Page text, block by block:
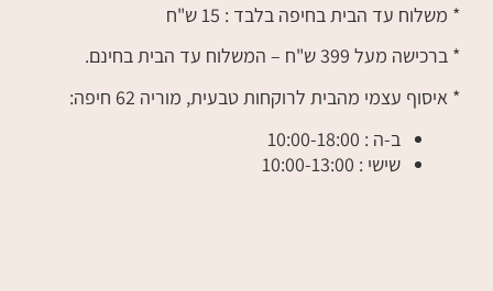
* משלוח עד הבית בחיפה בלבד : 15 ש"ח
* ברכישה מעל 399 ש"ח – המשלוח עד הבית בחינם.
* איסוף עצמי מהבית לרוקחות טבעית, מוריה 62 חיפה:
ב-ה : 10:00-18:00
שישי : 10:00-13:00